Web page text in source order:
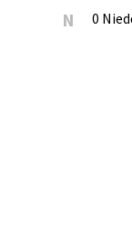
N 0